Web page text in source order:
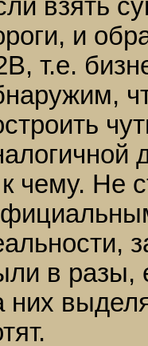
взять
и
т.е.
чему. Не
в разы,
них